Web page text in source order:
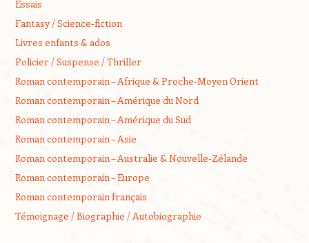
Essais
Fantasy / Science-fiction
Livres enfants & ados
Policier / Suspense / Thriller
Roman contemporain – Afrique & Proche-Moyen Orient
Roman contemporain – Amérique du Nord
Roman contemporain – Amérique du Sud
Roman contemporain – Asie
Roman contemporain – Australie & Nouvelle-Zélande
Roman contemporain – Europe
Roman contemporain français
Témoignage / Biographie / Autobiographie